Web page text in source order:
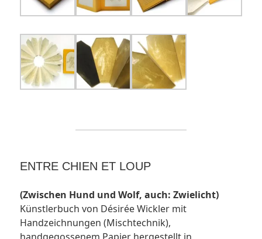
ENTRE CHIEN ET LOUP
(Zwischen Hund und Wolf, auch: Zwielicht)
Künstlerbuch von Désirée Wickler mit
Handzeichnungen (Mischtechnik),
handgegossenem Papier hergestellt in